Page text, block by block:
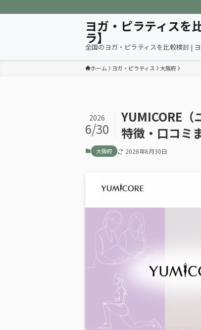
ヨガ・ピラティスを
ラ】
全国のヨガ・ピラティスを比較検討 |
ホーム ヨガ・ピラティス 大阪府
YUMICORE（
特徴・口コミ
2026
6/30
大阪府 2026年6月30日